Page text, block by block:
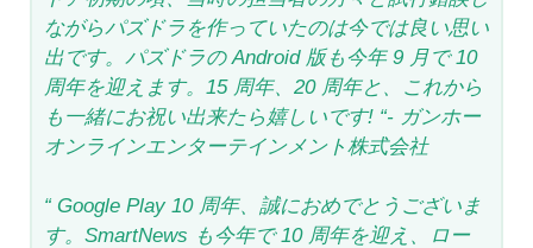
ながらパズドラを作っていたのは今では良い思い
出です。パズドラの Android 版も今年 9 月で 10
周年を迎えます。15 周年、20 周年と、これから
も一緒にお祝い出来たら嬉しいです! “- ガンホー
オンラインエンターテインメント株式会社
“ Google Play 10 周年、誠におめでとうございま
す。SmartNews も今年で 10 周年を迎え、ロー